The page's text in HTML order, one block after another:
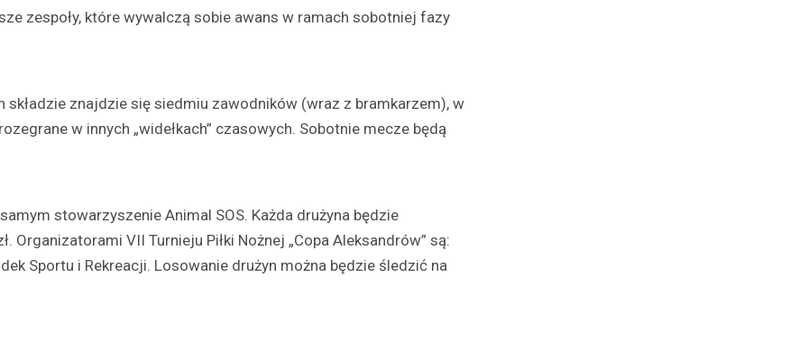
zespoły, które wywalczą sobie awans w ramach sobotniej fazy
znajdzie się siedmiu zawodników (wraz z bramkarzem), w
w innych „widełkach” czasowych. Sobotnie mecze będą
stowarzyszenie Animal SOS. Każda drużyna będzie
VII Turnieju Piłki Nożnej „Copa Aleksandrów” są:
Sportu i Rekreacji. Losowanie drużyn można będzie śledzić na